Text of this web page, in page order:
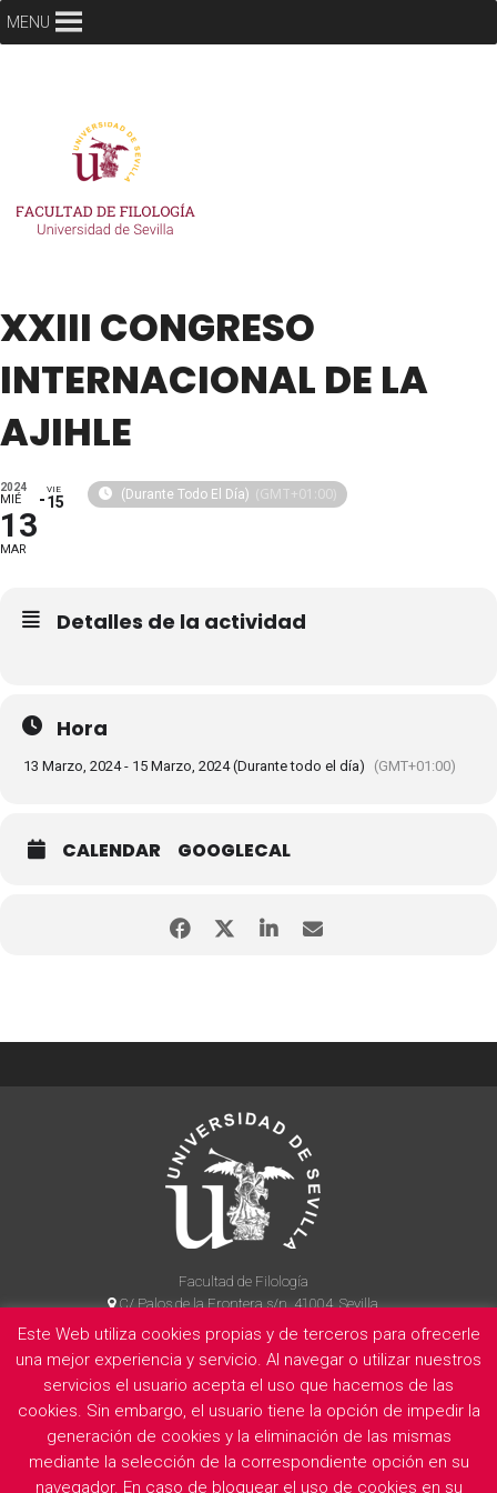
MENU
XXIII CONGRESO
INTERNACIONAL DE LA
AJIHLE
2024
MIÉ
13
MAR
VIE
15 (Durante Todo El Día) (GMT+01:00)
Detalles de la actividad
Hora
13 Marzo, 2024 - 15 Marzo, 2024 (Durante todo el día) (GMT+01:00)
CALENDAR GOOGLECAL
Facultad de Filología
C/ Palos de la Frontera s/n, 41004, Sevilla
954 55 14 90
La Facultad Información legal Politica de privacidad Cookies
E
Este Web utiliza cookies propias y de terceros para ofrecerle
una mejor experiencia y servicio. Al navegar o utilizar nuestros
servicios el usuario acepta el uso que hacemos de las
cookies. Sin embargo, el usuario tiene la opción de impedir la
generación de cookies y la eliminación de las mismas
mediante la selección de la correspondiente opción en su
navegador. En caso de bloquear el uso de cookies en su